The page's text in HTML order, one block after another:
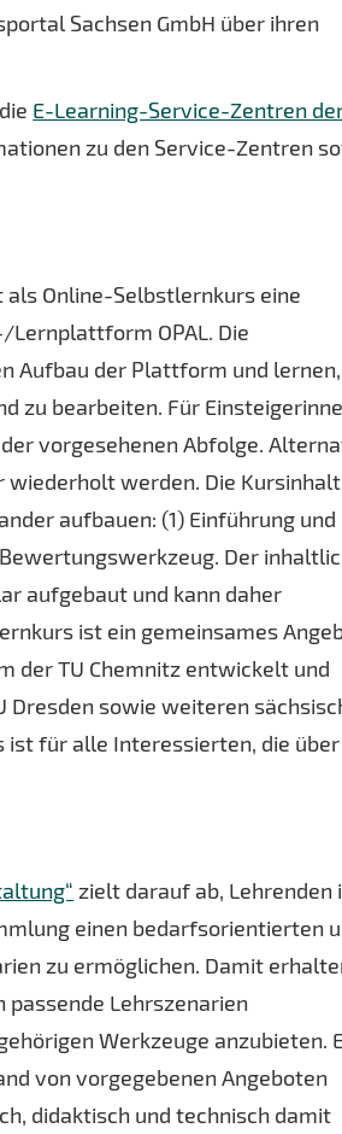
Sachsen GmbH über ihren
E-Learning-Service-Zentren
zu den Service-Zentren
als Online-Selbstlernkurs eine
Lernplattform OPAL. Die
Aufbau der Plattform und lernen,
zu bearbeiten. Für
vorgesehenen Abfolge.
werden. Die
aufbauen: (1) Einführung und
Der
aufgebaut und kann daher
ist ein gemeinsames
der TU Chemnitz entwickelt und
Dresden sowie weiteren
für alle Interessierten, die über
zielt darauf ab, Lehrenden
einen bedarfsorientierten
zu ermöglichen. Damit
Lehrszenarien
Werkzeuge anzubieten.
von vorgegebenen Angeboten
didaktisch und technisch damit